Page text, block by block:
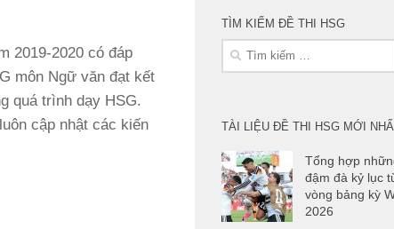
2019-2020 có đáp
môn Ngữ văn đạt kết
quá trình dạy HSG.
cập nhật các kiến
TÌM KIẾM ĐỀ THI HSG
Tìm
TÀI LIỆU ĐỀ THI HSG MỚI
Tổng hợp
đậm đà kỷ lục
vòng bảng kỳ
2026